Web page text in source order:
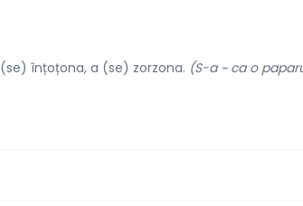
înțoțona, a (se) zorzona. (S-a ~ ca o